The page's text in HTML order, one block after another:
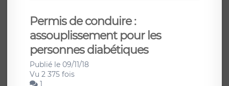
Permis de conduire :
assouplissement pour les
personnes diabétiques
Publié le 09/11/18
Vu 2 375 fois
1